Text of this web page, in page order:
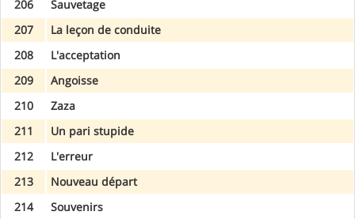
206
Sauvetage
207
La leçon de conduite
208
L'acceptation
209
Angoisse
210
Zaza
211
Un pari stupide
212
L'erreur
213
Nouveau départ
214
Souvenirs